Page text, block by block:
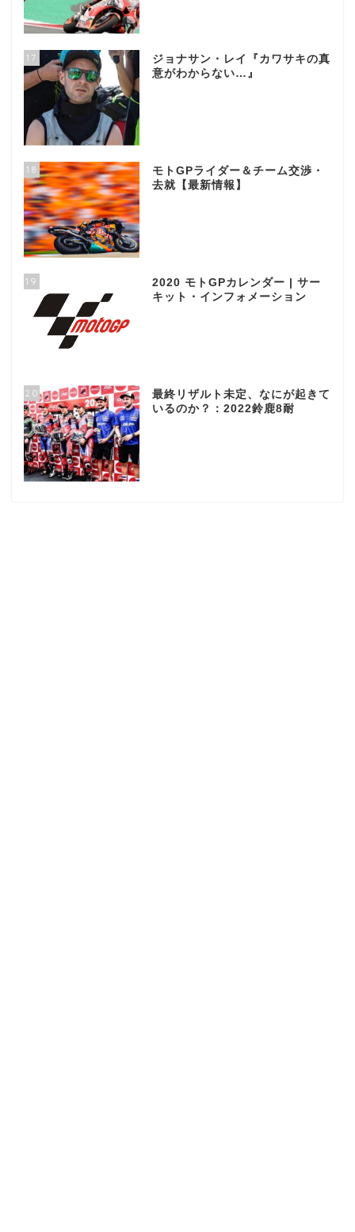
17
ジョナサン・レイ『カワサキの真
意がわからない…』
18
モトGPライダー＆チーム交渉・
去就【最新情報】
19
2020 モトGPカレンダー | サー
キット・インフォメーション
20
最終リザルト未定、なにが起きて
いるのか？：2022鈴鹿8耐